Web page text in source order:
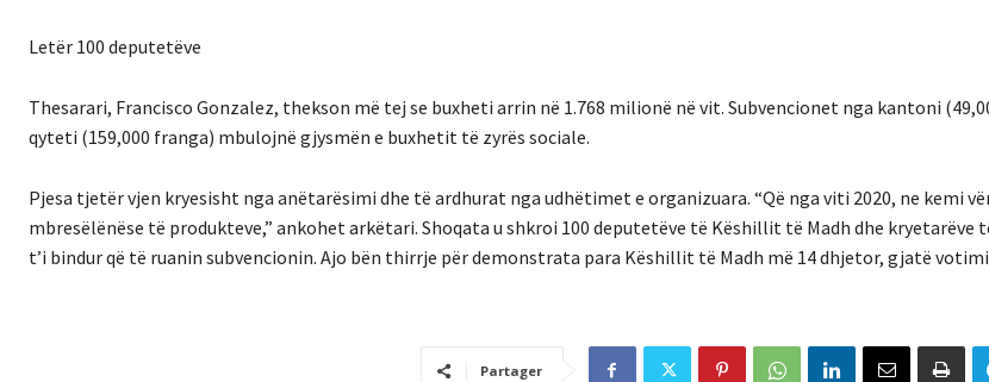
Letër 100 deputetëve
Thesarari, Francisco Gonzalez, thekson më tej se buxheti arrin në 1.768 milionë në vit. Subvencionet nga kantoni
qyteti (159,000 franga) mbulojnë gjysmën e buxhetit të zyrës sociale.
Pjesa tjetër vjen kryesisht nga anëtarësimi dhe të ardhurat nga udhëtimet e organizuara. “Që nga viti 2020, ne kemi
mbresëlënëse të produkteve,” ankohet arkëtari. Shoqata u shkroi 100 deputetëve të Këshillit të Madh dhe kryetarëve
t’i bindur që të ruanin subvencionin. Ajo bën thirrje për demonstrata para Këshillit të Madh më 14 dhjetor, gjatë
Partager